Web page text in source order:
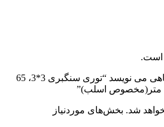
است.
اولین کسی باشید که دیدگاهی می نویسد “توری سنگبری 3*3، 65
شد. بخش‌های موردنیاز